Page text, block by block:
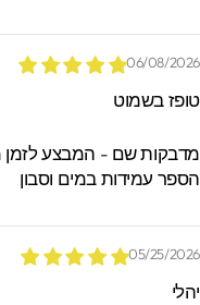
06/08/
בשמוט
שם - המבצע לזמן
עמידות במים וסבון
05/25/